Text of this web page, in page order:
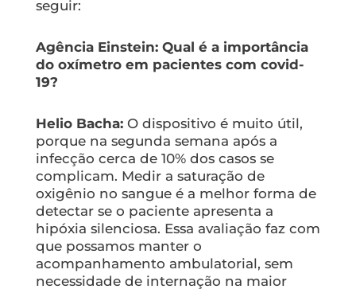
seguir:
Agência Einstein: Qual é a importância
do oxímetro em pacientes com covid-
19?
Helio Bacha: O dispositivo é muito útil,
porque na segunda semana após a
infecção cerca de 10% dos casos se
complicam. Medir a saturação de
oxigênio no sangue é a melhor forma de
detectar se o paciente apresenta a
hipóxia silenciosa. Essa avaliação faz com
que possamos manter o
acompanhamento ambulatorial, sem
necessidade de internação na maior